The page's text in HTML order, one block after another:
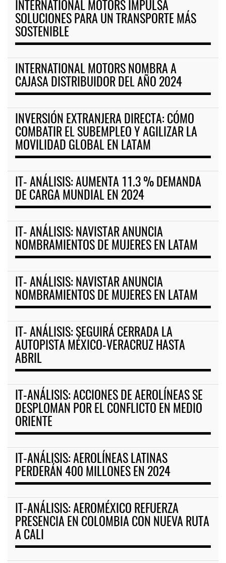
INTERNATIONAL MOTORS IMPULSA
SOLUCIONES PARA UN TRANSPORTE MÁS
SOSTENIBLE
INTERNATIONAL MOTORS NOMBRA A
CAJASA DISTRIBUIDOR DEL AÑO 2024
INVERSIÓN EXTRANJERA DIRECTA: CÓMO
COMBATIR EL SUBEMPLEO Y AGILIZAR LA
MOVILIDAD GLOBAL EN LATAM
IT- ANÁLISIS: AUMENTA 11.3 % DEMANDA
DE CARGA MUNDIAL EN 2024
IT- ANÁLISIS: NAVISTAR ANUNCIA
NOMBRAMIENTOS DE MUJERES EN LATAM
IT- ANÁLISIS: NAVISTAR ANUNCIA
NOMBRAMIENTOS DE MUJERES EN LATAM
IT- ANÁLISIS: SEGUIRÁ CERRADA LA
AUTOPISTA MÉXICO-VERACRUZ HASTA
ABRIL
IT-ANÁLISIS: ACCIONES DE AEROLÍNEAS SE
DESPLOMAN POR EL CONFLICTO EN MEDIO
ORIENTE
IT-ANÁLISIS: AEROLÍNEAS LATINAS
PERDERÁN 400 MILLONES EN 2024
IT-ANÁLISIS: AEROMÉXICO REFUERZA
PRESENCIA EN COLOMBIA CON NUEVA RUTA
A CALI